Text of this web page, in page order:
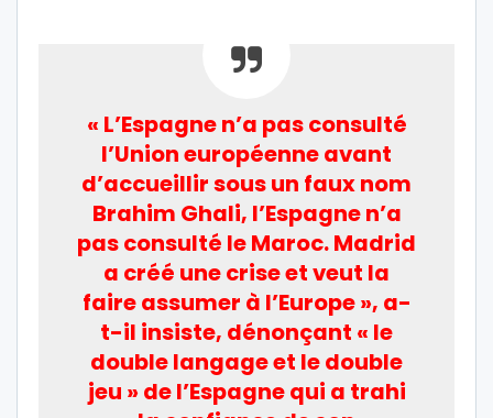
« L’Espagne n’a pas consulté
l’Union européenne avant
d’accueillir sous un faux nom
Brahim Ghali, l’Espagne n’a
pas consulté le Maroc. Madrid
a créé une crise et veut la
faire assumer à l’Europe », a-
t-il insiste, dénonçant « le
double langage et le double
jeu » de l’Espagne qui a trahi